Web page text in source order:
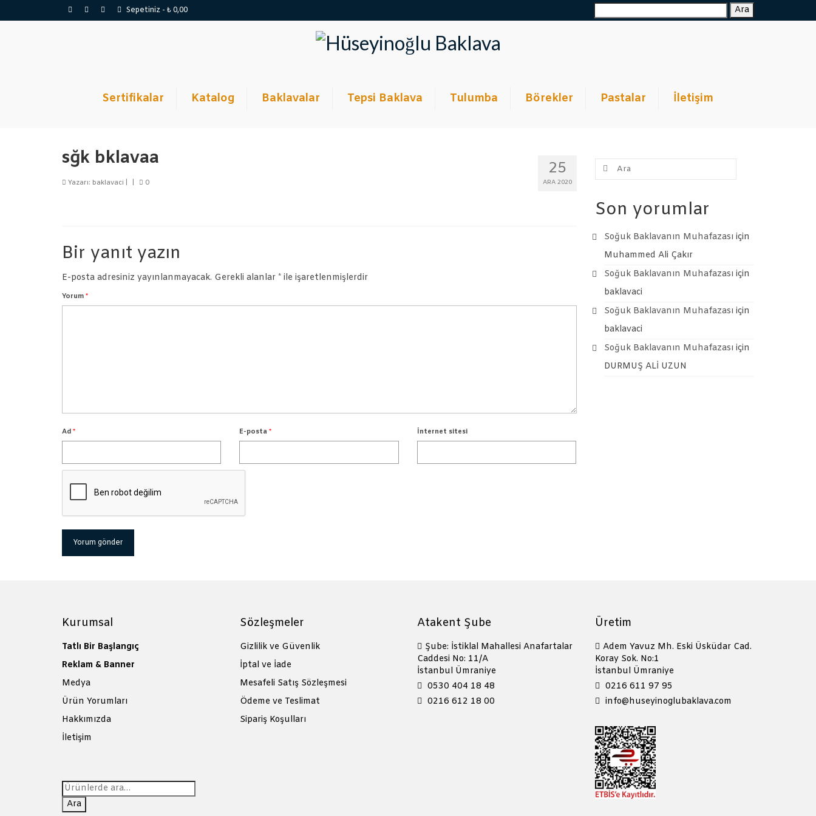
Sepetiniz - ₺0,00 Ara: Ara
Sertifikalar Katalog Baklavalar Tepsi Baklava Tulumba Börekler Pastalar İletişim
25
ARA 2020
sğk bklavaa
Yazarı: baklavaci 0
Bir yanıt yazın
E-posta adresiniz yayınlanmayacak. Gerekli alanlar * ile işaretlenmişlerdir
Yorum *
Ad * E-posta* İnternet sitesi
Şunu
Son yorumlar
Soğuk Baklavanın Muhafazası için
Muhammed Ali Çakır
Soğuk Baklavanın Muhafazası için
baklavaci
Soğuk Baklavanın Muhafazası için
baklavaci
Soğuk Baklavanın Muhafazası için
DURMUŞ ALİ UZUN
Kurumsal
Tatlı Bir Başlangıç
Reklam & Banner
Medya
Ürün Yorumları
Hakkımızda
İletişim
Ara:
Ara
Sözleşmeler
Gizlilik ve Güvenlik
İptal ve İade
Mesafeli Satış Sözleşmesi
Ödeme ve Teslimat
Sipariş Koşulları
Atakent Şube
Şube: İstiklal Mahallesi Anafartalar
Caddesi No: 11/A
İstanbul Ümraniye
0530 404 18 48
0216 612 18 00
Üretim
Adem Yavuz Mh. Eski Üsküdar Cad.
Koray Sok. No:1
İstanbul Ümraniye
0216 611 97 95
info@huseyinoglubaklava.com